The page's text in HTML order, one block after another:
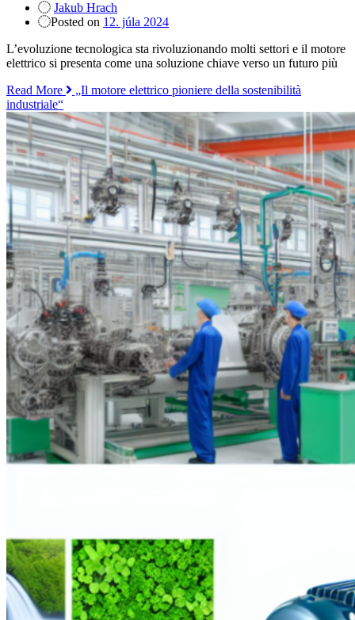
Jakub Hrach
Posted on 12. júla 2024
L’evoluzione tecnologica sta rivoluzionando molti settori e il motore
elettrico si presenta come una soluzione chiave verso un futuro più
Read More
„Il motore elettrico pioniere della sostenibilità
industriale“